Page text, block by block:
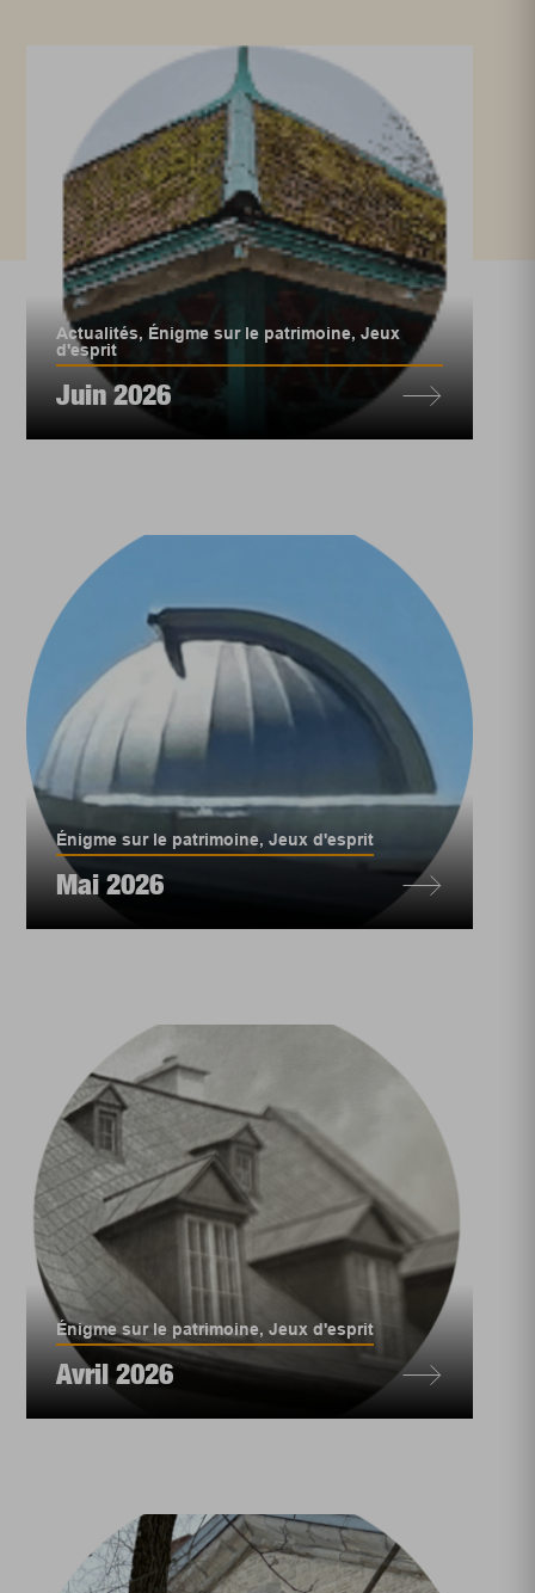
Actualités, Énigme sur le patrimoine,Jeux
d'esprit
Juin 2026
Énigme sur le patrimoine,Jeux d'esprit
Mai 2026
Énigme sur le patrimoine,Jeux d'esprit
Avril 2026